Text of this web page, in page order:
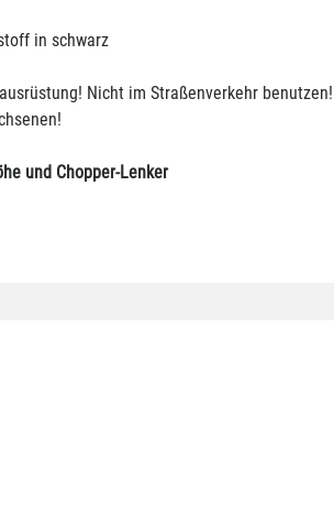
in schwarz
Nicht im Straßenverkehr benutzen!
und Chopper-Lenker